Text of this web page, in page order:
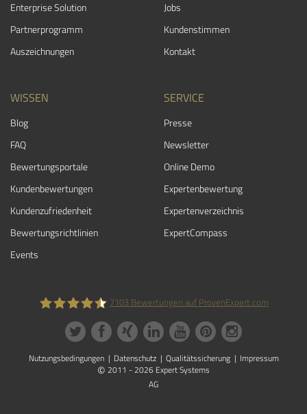
Enterprise Solution
Partnerprogramm
Auszeichnungen
Jobs
Kundenstimmen
Kontakt
WISSEN
Blog
FAQ
Bewertungsportale
Kundenbewertungen
Kundenzufriedenheit
Bewertungs­richtlinien
Events
SERVICE
Presse
Newsletter
Online Demo
Expertenbewertung
Expertenverzeichnis
ExpertCompass
ProvenExpert.com
7103 Bewertungen auf ProvenExpert.com
Nutzungsbedingungen Datenschutz Qualitätssicherung Impressum
© 2011 - 2026 Expert Systems
AG